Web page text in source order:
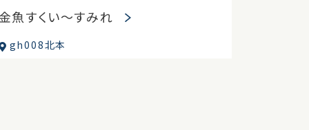
魚すくい～すみれ
gh008北本